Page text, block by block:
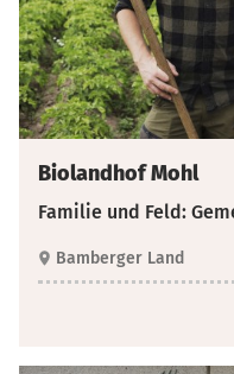
Biolandhof Mohl
Familie und Feld:
Bamberger Land